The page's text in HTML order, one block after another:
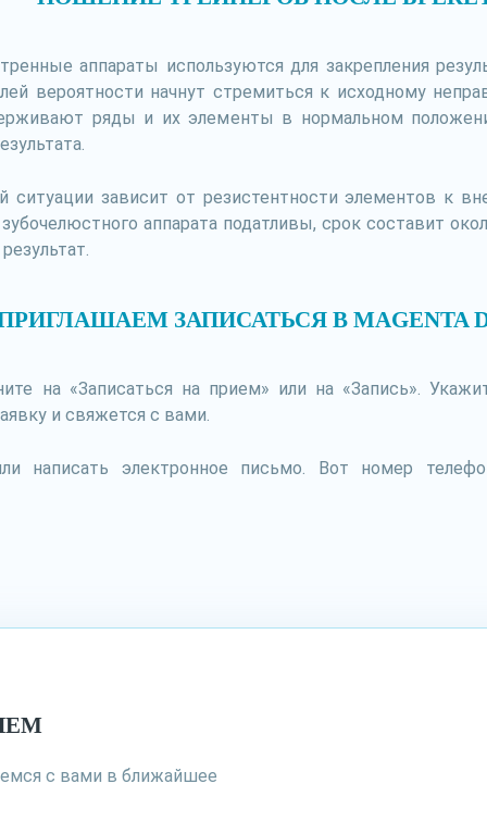
аппараты используются для закрепления
вероятности начнут стремиться к исходному
ряды и их элементы в нормальном
ситуации зависит от резистентности элементов к
аппарата податливы, срок составит
ЗАПИСАТЬСЯ В MAGENTA
на «Записаться на прием» или на «Запись».
и свяжется с вами.
электронное письмо. Вот номер
с вами в ближайшее